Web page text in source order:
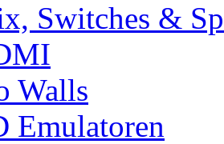
Switches &
Walls
Emulatoren